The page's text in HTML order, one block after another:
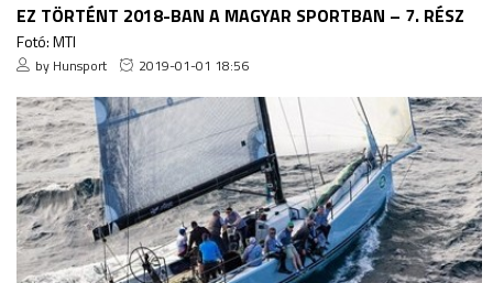
EZ TÖRTÉNT 2018-BAN A MAGYAR SPORTBAN – 7. RÉSZ
Fotó: MTI
by Hunsport 2019-01-01 18:56